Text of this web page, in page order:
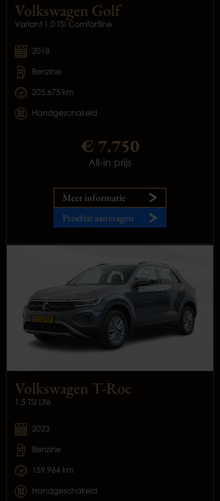
Volkswagen Golf
Variant 1.0 TSI Comfortline
2018
Benzine
205.675 km
Handgeschakeld
€ 7.750
All-in prijs
Meer informatie
Proefrit aanvragen
Volkswagen T-Roc
1.5 TSI Life
2023
Benzine
159.964 km
Handgeschakeld